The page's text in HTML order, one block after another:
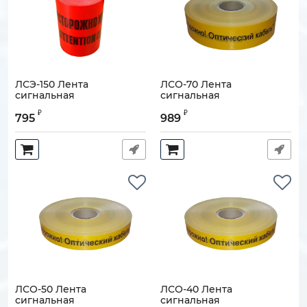
ЛСЭ-150 Лента
сигнальная
150мм 100м "Осторожно!
Артикул:
795 ₽
ЛСО-70 Лента
сигнальная
70мм 500м "Осторожно!
Артикул:
989 ₽
ЛСО-50 Лента
сигнальная
ЛСО-40 Лента
сигнальная